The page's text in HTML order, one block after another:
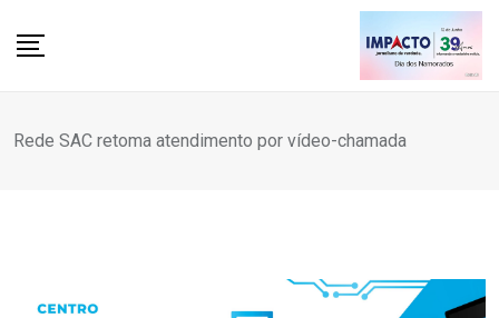
Rede SAC retoma atendimento por vídeo-chamada